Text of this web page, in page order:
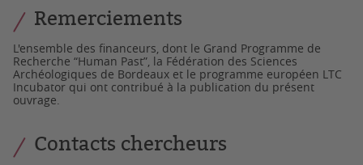
Remerciements
L'ensemble des financeurs, dont le Grand Programme de
Recherche “Human Past”, la Fédération des Sciences
Archéologiques de Bordeaux et le programme européen LTC
Incubator qui ont contribué à la publication du présent
ouvrage.
Contacts chercheurs